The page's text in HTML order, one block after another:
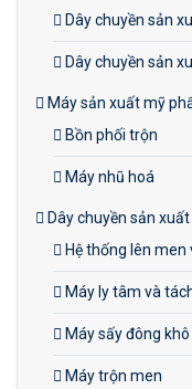
Dây chuyền sản
Dây chuyền sản
Máy sản xuất mỹ
Bồn phối trộn
Máy nhũ hoá
Dây chuyền sản
Hệ thống lên men
Máy ly tâm và
Máy sấy đông
Máy trộn men